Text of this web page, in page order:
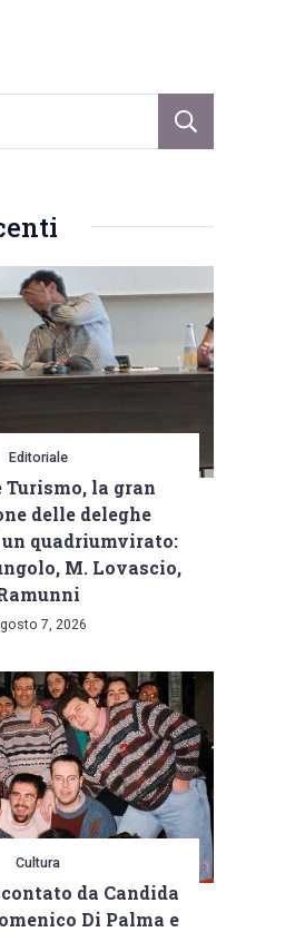
Editoriale
Turismo, la gran
delle deleghe
quadriumvirato:
M. Lovascio,
7, 2026
Cultura
da Candida
Di Palma e